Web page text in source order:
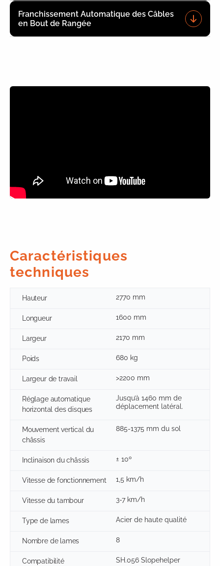
Franchissement Automatique des Câbles
en Bout de Rangée
Caractéristiques
techniques
Hauteur 2770 mm
Longueur 1600 mm
Largeur 2170 mm
Poids 680 kg
Largeur de travail >2200 mm
Réglage automatique
horizontal des disques
Jusqu’à 1460 mm de
déplacement latéral.
Mouvement vertical du
châssis
885-1375 mm du sol
Inclinaison du châssis ± 10º
Vitesse de fonctionnement 1,5 km/h
Vitesse du tambour 3-7 km/h
Type de lames Acier de haute qualité
Nombre de lames 8
Compatibilité SH.056 Slopehelper